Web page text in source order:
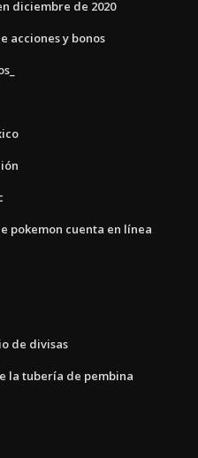
diciembre de 2020
acciones y bonos
pokemon cuenta en línea
de divisas
la tubería de pembina